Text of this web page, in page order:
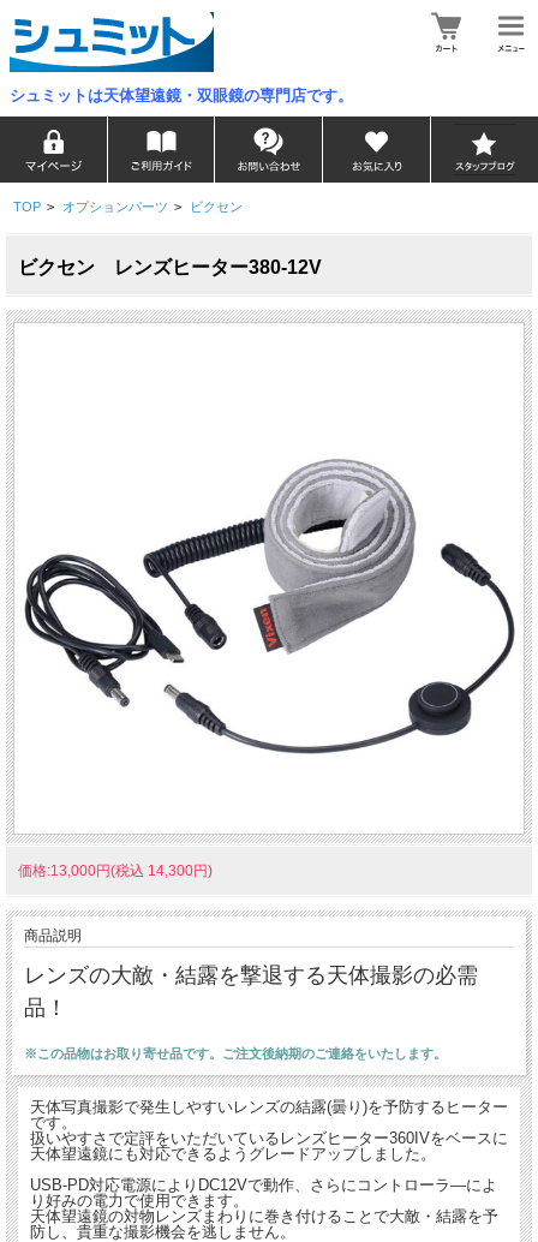
シュミットは天体望遠鏡・双眼鏡の専門店です。
TOP > オプションパーツ > ビクセン
ビクセン レンズヒーター380-12V
価格:13,000円(税込 14,300円)
商品説明
レンズの大敵・結露を撃退する天体撮影の必需
品！
※この品物はお取り寄せ品です。ご注文後納期のご連絡をいたします。
天体写真撮影で発生しやすいレンズの結露(曇り)を予防するヒーター
です。
扱いやすさで定評をいただいているレンズヒーター360IVをベースに
天体望遠鏡にも対応できるようグレードアップしました。
USB-PD対応電源によりDC12Vで動作、さらにコントローラ―によ
り好みの電力で使用できます。
天体望遠鏡の対物レンズまわりに巻き付けることで大敵・結露を予
防し、貴重な撮影機会を逃しません。